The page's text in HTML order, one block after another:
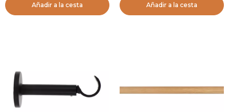
Añadir a la cesta Añadir a la cesta